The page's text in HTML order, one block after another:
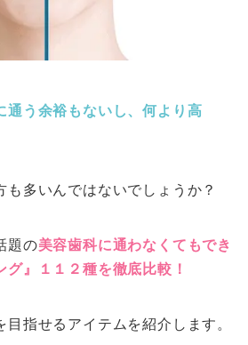
通う余裕もないし、何より高
も多いんではないでしょうか？
題の美容歯科に通わなくてもでき
グ』１１２種を徹底比較！
指せるアイテムを紹介します。